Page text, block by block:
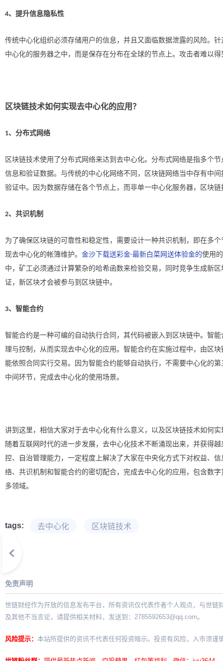
4、提升信息隐私性
传统中心化组织必须存储用户的信息，并且又面临数据泄露的风险。
中心化的服务器之中，而是保存在分布在全球的节点上。攻击者难以
区块链技术如何实现去中心化的应用？
1、分布式网络
区块链技术使用了分布式网络来达到去中心化。分布式网络是指多个
信息和验证数据。与传统的中心化网络不同，区块链网络当中存有中
验证中。因为数据存储在各个节点上，而非单一中心化服务器，区块
2、共识机制
为了确保区块链的可靠性和稳定性，需要设计一种共识机制，即在多
现去中心化的帐簿维护。 金沙下载送彩金-最新白菜网送体验金的使用
中，矿工必须通过计算繁杂的哈希函数来检验交易，同时竞争生成新
证，新区块才会被参与到区块链中。
3、智能合约
智能合约是一种可编的自动执行合同，其代码被嵌入到区块链中。智
理与控制，从而实现去中心化的应用。智能合约在实施过程中，由区
能依照合同实行交易。因为智能合约能够自动执行，不需要中心化的
中间环节，完成去中心化的使用场景。
讲到这里，相信大家对于去中心化有什么意义 ，以及区块链技术如何
随着互联网时代的进一步发展，去中心化技术不断涌现出来，并获得
控、自治管理能力，一定程度上解决了大家在中央化方式下对权益、
络、共识机制和智能合约的密切配合，完成去中心化的应用，包含数
多领域。
tags: 去中心化 区块链技术
免责声明
世链财经作为开放的信息发布平台，所有资讯仅代表作者个人观点，与世
及其他不当言论，请提供相关材料，发送到： 2785592653@qq.com。
风险提示： 本站所提供的资讯不代表任何投资暗示。投资有风险，入市须谨